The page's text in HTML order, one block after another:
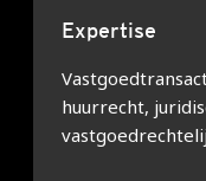
Expertise
huurrecht,